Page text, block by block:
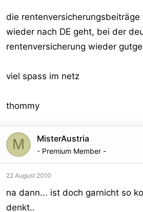
die
wieder nach DE geht, bei der
rentenversicherung wieder
viel spass im netz
thommy
M MisterAustria
- Premium Member -
22 August 2010
na dann... ist doch garnicht so
denkt..